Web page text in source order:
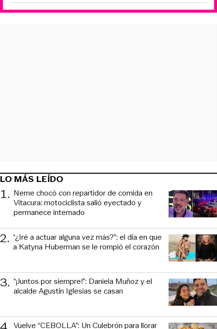
LO MÁS LEÍDO
1. Neme chocó con repartidor de comida en
Vitacura: motociclista salió eyectado y
permanece internado
2. “¿Iré a actuar alguna vez más?”: el día en que
a Katyna Huberman se le rompió el corazón
3. “¡Juntos por siempre!”: Daniela Muñoz y el
alcalde Agustín Iglesias se casan
Vuelve “CEBOLLA”: Un Culebrón para llorar